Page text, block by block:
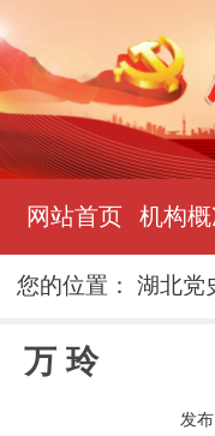
网站首页 机构
您的位置：湖北党
万 玲
发